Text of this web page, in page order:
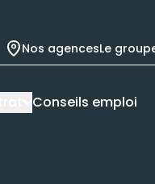
Nos agencesLe
Conseils emploi